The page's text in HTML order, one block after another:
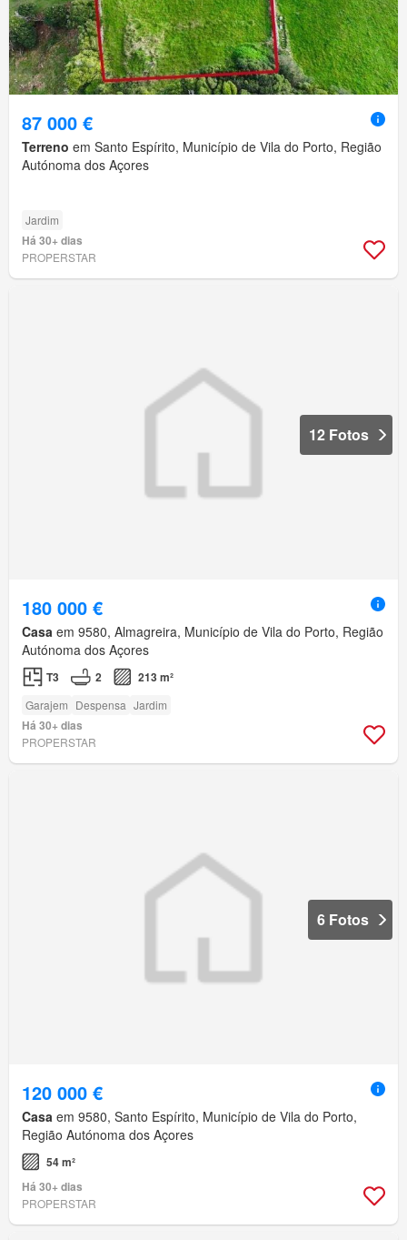
87 000 €
Terreno em Santo Espírito, Município de Vila do Porto, Região
Autónoma dos Açores
Jardim
Há 30+ dias
PROPERSTAR
12 Fotos
180 000 €
Casa em 9580, Almagreira, Município de Vila do Porto, Região
Autónoma dos Açores
T3 2 213 m²
Garajem Despensa Jardim
Há 30+ dias
PROPERSTAR
6 Fotos
120 000 €
Casa em 9580, Santo Espírito, Município de Vila do Porto,
Região Autónoma dos Açores
54 m²
Há 30+ dias
PROPERSTAR